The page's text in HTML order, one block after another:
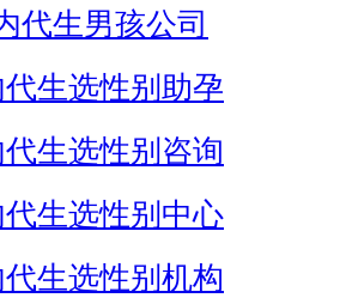
代生男孩公司
代生选性别助孕
代生选性别咨询
代生选性别中心
代生选性别机构